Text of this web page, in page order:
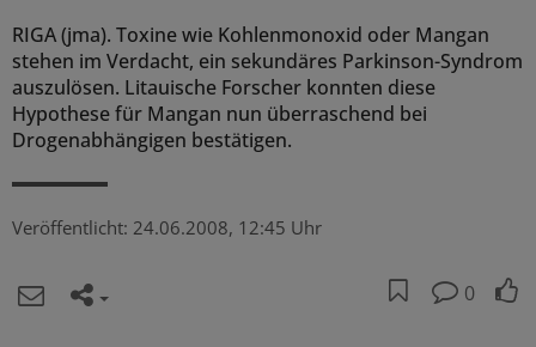
RIGA (jma). Toxine wie Kohlenmonoxid oder Mangan
stehen im Verdacht, ein sekundäres Parkinson-Syndrom
auszulösen. Litauische Forscher konnten diese
Hypothese für Mangan nun überraschend bei
Drogenabhängigen bestätigen.
Veröffentlicht: 24.06.2008, 12:45 Uhr
0